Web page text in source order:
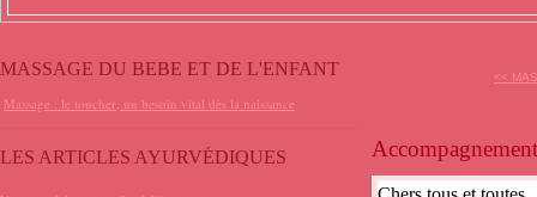
MASSAGE DU BEBE ET DE L'ENFANT
Massage : le toucher, un besoin vital dès la naissance
LES ARTICLES AYURVÉDIQUES
<<